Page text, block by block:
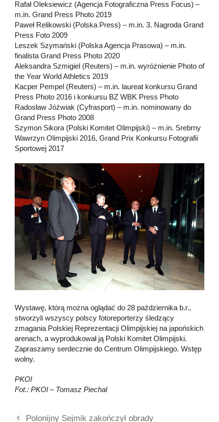
Rafał Oleksiewicz (Agencja Fotograficzna Press Focus) –
m.in. Grand Press Photo 2019
Paweł Relikowski (Polska Press) – m.in. 3. Nagroda Grand
Press Foto 2009
Leszek Szymański (Polska Agencja Prasowa) – m.in.
finalista Grand Press Photo 2020
Aleksandra Szmigiel (Reuters) – m.in. wyróżnienie Photo of
the Year World Athletics 2019
Kacper Pempel (Reuters) – m.in. laureat konkursu Grand
Press Photo 2016 i konkursu BZ WBK Press Photo
Radosław Jóźwiak (Cyfrasport) – m.in. nominowany do
Grand Press Photo 2008
Szymon Sikora (Polski Komitet Olimpijski) – m.in. Srebrny
Wawrzyn Olimpijski 2016, Grand Prix Konkursu Fotografii
Sportowej 2017
Wystawę, którą można oglądać do 28 października b.r.,
stworzyli wszyscy polscy fotoreporterzy śledzący
zmagania Polskiej Reprezentacji Olimpijskiej na japońskich
arenach, a wyprodukował ją Polski Komitet Olimpijski.
Zapraszamy serdecznie do Centrum Olimpijskiego. Wstęp
wolny.
PKOl
Fot.: PKOl – Tomasz Piechal
Polonijny Sejmik zakończył obrady